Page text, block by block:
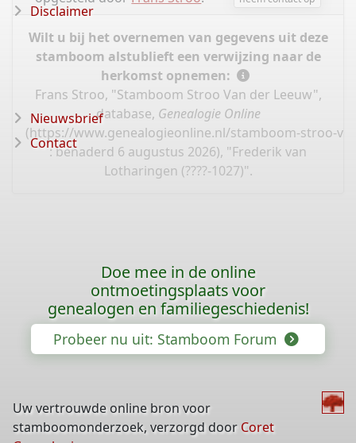
Wilt u bij het overnemen van gegevens uit deze
stamboom alstublieft een verwijzing naar de
herkomst opnemen:
Frans Stroo, "Stamboom Stroo Van der Leeuw",
database, Genealogie Online
(https://www.genealogieonline.nl/stamboom-stroo-
: benaderd 6 augustus 2026), "Frederik van
Lotharingen (????-1027)".
Disclaimer
Nieuwsbrief
Contact
Doe mee in de online
ontmoetingsplaats voor
genealogen en familiegeschiedenis!
Probeer nu uit: Stamboom Forum
Uw vertrouwde online bron voor
stamboomonderzoek, verzorgd door Coret